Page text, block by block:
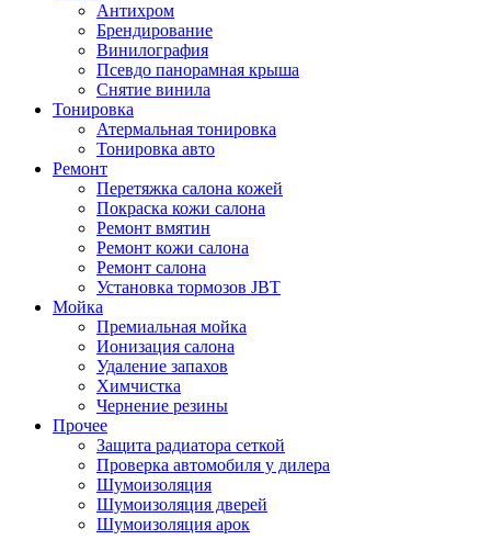
Антихром
Брендирование
Винилография
Псевдо панорамная крыша
Снятие винила
Тонировка
Атермальная тонировка
Тонировка авто
Ремонт
Перетяжка салона кожей
Покраска кожи салона
Ремонт вмятин
Ремонт кожи салона
Ремонт салона
Установка тормозов JBT
Мойка
Премиальная мойка
Ионизация салона
Удаление запахов
Химчистка
Чернение резины
Прочее
Защита радиатора сеткой
Проверка автомобиля у дилера
Шумоизоляция
Шумоизоляция дверей
Шумоизоляция арок